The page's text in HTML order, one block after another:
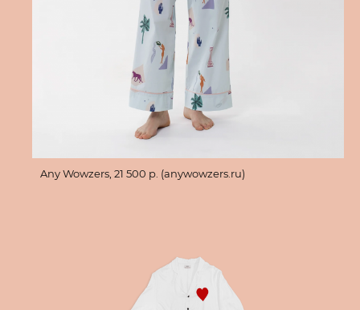
Any Wowzers, 21 500 p. (anywowzers.ru)